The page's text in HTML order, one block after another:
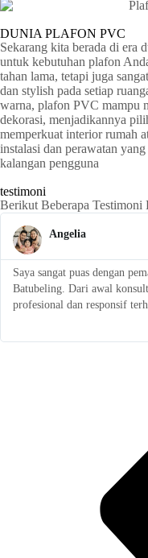
DUNIA PLAFON PVC
Sekarang kita berada di era
untuk kebutuhan plafon
tahan lama, tetapi juga
dan stylish pada setiap
warna, plafon PVC mampu
dekorasi, menjadikannya
memperkuat interior rumah
instalasi dan perawatan
kalangan pengguna
testimoni
Berikut Beberapa
Angelia
Saya sangat puas dengan
Batubeling. Dari awal
profesional dan responsif